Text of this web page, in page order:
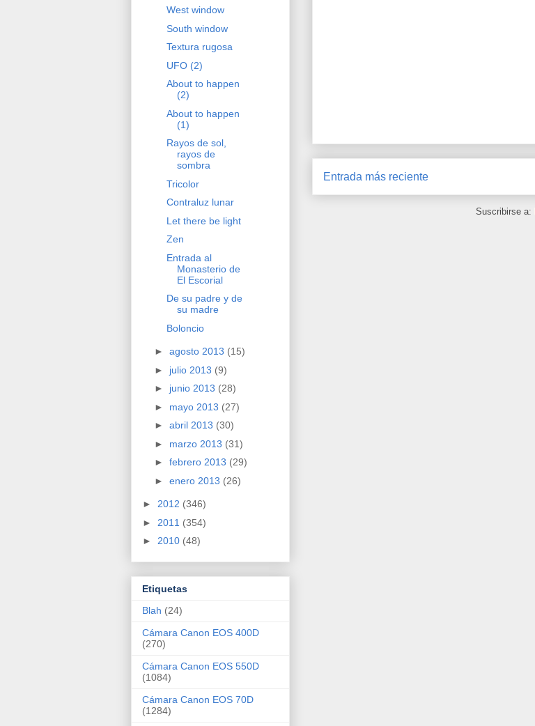
Entrada más reciente
Suscribirse a:
West window
South window
Textura rugosa
UFO (2)
About to happen
(2)
About to happen
(1)
Rayos de sol,
rayos de
sombra
Tricolor
Contraluz lunar
Let there be light
Zen
Entrada al
Monasterio de
El Escorial
De su padre y de
su madre
Boloncio
► agosto 2013 (15)
► julio 2013 (9)
► junio 2013 (28)
► mayo 2013 (27)
► abril 2013 (30)
► marzo 2013 (31)
► febrero 2013 (29)
► enero 2013 (26)
► 2012 (346)
► 2011 (354)
► 2010 (48)
Etiquetas
Blah (24)
Cámara Canon EOS 400D
(270)
Cámara Canon EOS 550D
(1084)
Cámara Canon EOS 70D
(1284)